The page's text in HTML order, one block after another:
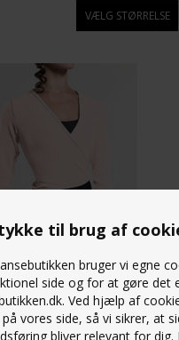
til brug af
bruger vi egne
side og for at gøre det
Ved hjælp af
vores side, så vi sikrer, at
bliver relevant for
SLÅ OM OVERDEL BALLET OG